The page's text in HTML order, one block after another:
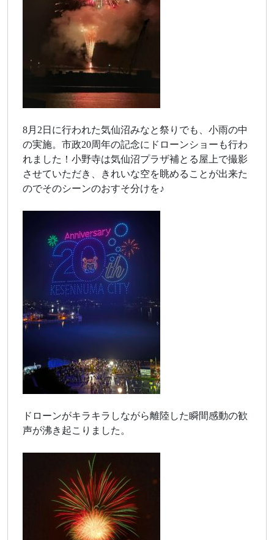
8月2日に行われた気仙沼みなと祭りでも、小雨の中
の実施。市政20周年の記念にドローンショーも行わ
れました！小野寺は気仙沼プラザ補とる屋上で撮影
させていただき、きれいな空を眺めることが出来た
のでそのシーンのおすそ分けを♪
ドローンがキラキラしながら離陸した瞬間感動の歓
声が沸き起こりました。